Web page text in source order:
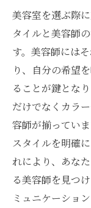
美容室を選ぶ際
タイルと美容師
す。美容師には
り、自分の希望
ることが鍵とな
だけでなくカラ
容師が揃ってい
スタイルを明確
れにより、あな
る美容師を見つ
ミュニケーショ